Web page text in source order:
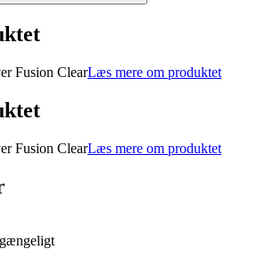
Fusion ClearLæs mere om produktet
Fusion ClearLæs mere om produktet